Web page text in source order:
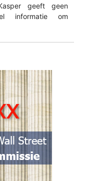
geeft geen
informatie om